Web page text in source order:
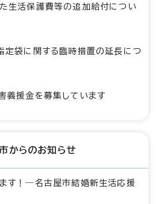
生活保護費等の追加給付につい
定袋に関する臨時措置の延長につ
義援金を募集しています
からのお知らせ
す！―名古屋市結婚新生活応援